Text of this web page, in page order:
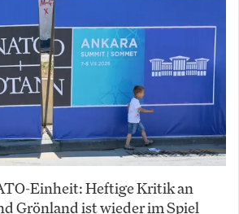
Einheit: Heftige Kritik an
Grönland ist wieder im Spiel